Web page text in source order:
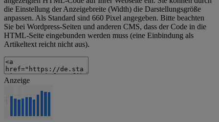
die Einstellung der Anzeigebreite (Width) die Darstellungsgröße
anpassen. Als Standard sind 660 Pixel angegeben. Bitte beachten
Sie bei Wordpress-Seiten und anderen CMS, dass der Code in die
HTML-Seite eingebunden werden muss (eine Einbindung als
Artikeltext reicht nicht aus).
Anzeige